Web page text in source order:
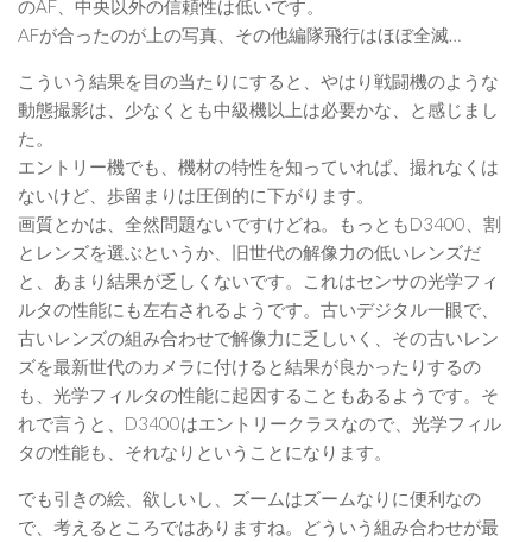
のAF、中央以外の信頼性は低いです。
AFが合ったのが上の写真、その他編隊飛行はほぼ全滅…
こういう結果を目の当たりにすると、やはり戦闘機のような
動態撮影は、少なくとも中級機以上は必要かな、と感じまし
た。
エントリー機でも、機材の特性を知っていれば、撮れなくは
ないけど、歩留まりは圧倒的に下がります。
画質とかは、全然問題ないですけどね。もっともD3400、割
とレンズを選ぶというか、旧世代の解像力の低いレンズだ
と、あまり結果が乏しくないです。これはセンサの光学フィ
ルタの性能にも左右されるようです。古いデジタル一眼で、
古いレンズの組み合わせで解像力に乏しいく、その古いレン
ズを最新世代のカメラに付けると結果が良かったりするの
も、光学フィルタの性能に起因することもあるようです。そ
れで言うと、D3400はエントリークラスなので、光学フィル
タの性能も、それなりということになります。
でも引きの絵、欲しいし、ズームはズームなりに便利なの
で、考えるところではありますね。どういう組み合わせが最